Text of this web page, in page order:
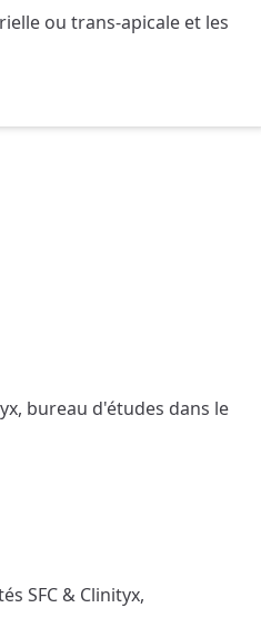
ou trans-apicale et les
bureau d'études dans le
SFC & Clinityx,